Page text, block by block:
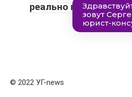
реально помочь
© 2022 УГ-news